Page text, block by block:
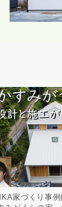
家づくり事